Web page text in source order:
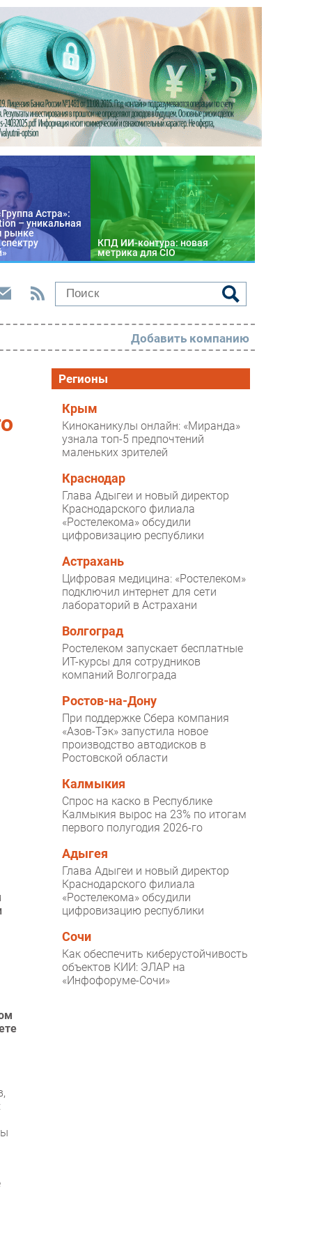
Астра»:
– уникальная
рынке
КПД ИИ-контура: новая
метрика для CIO
РАЗДЕЛЫ
Новости
Аналитика
Интервью
Мероприятия
Проекты
IT класс
Каталог компаний
Добавить компанию
Регионы
Крым
Киноканикулы онлайн: «Миранда»
узнала топ-5 предпочтений
маленьких зрителей
Краснодар
Глава Адыгеи и новый директор
Краснодарского филиала
«Ростелекома» обсудили
цифровизацию республики
Астрахань
Цифровая медицина: «Ростелеком»
подключил интернет для сети
лабораторий в Астрахани
Волгоград
Ростелеком запускает бесплатные
ИТ-курсы для сотрудников
компаний Волгограда
Ростов-на-Дону
При поддержке Сбера компания
«Азов-Тэк» запустила новое
производство автодисков в
Ростовской области
Калмыкия
Спрос на каско в Республике
Калмыкия вырос на 23% по итогам
первого полугодия 2026-го
Адыгея
Глава Адыгеи и новый директор
Краснодарского филиала
«Ростелекома» обсудили
цифровизацию республики
Сочи
Как обеспечить киберустойчивость
объектов КИИ: ЭЛАР на
«Инфофоруме-Сочи»